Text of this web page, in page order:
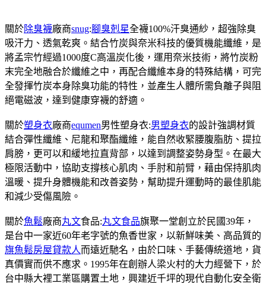
關於除臭襪廠商snug:腳臭剋星全襪100%汗臭通紗，超強除臭
吸汗力、透氣乾爽。結合竹炭與奈米科技的優質機能纖維，是
將孟宗竹經過1000度C高溫炭化後，運用奈米技術，將竹炭粉
末完全地融合於纖維之中，再配合纖維本身的特殊結構，可完
全發揮竹炭本身除臭功能的特性，並產生人體所需負離子與阻
絕電磁波，達到健康穿襪的舒適。
關於塑身衣廠商equmen男性塑身衣:男塑身衣的設計強調材質
結合彈性纖維、尼龍和聚酯纖維，能自然收緊腰腹脂肪、提拉
肩膀，更可以和緩地拉直背部，以達到調整姿勢身型。在最大
極限活動中，協助支撐核心肌肉、手肘和前臂，藉由保持肌肉
溫暖、提升身體機能和改善姿勢，幫助提升運動時的最佳肌能
和減少受傷風險。
關於魚鬆廠商丸文食品:丸文食品旗聚一堂創立於民國39年，
是台中一家近60年老字號的魚香世家，以新鮮味美、高品質的
旗魚鬆房屋貸款人而遠近馳名，由於口味、手藝傳統道地，貨
真價實而供不應求。1995年在創辦人梁火村的大力經營下，於
台中縣大裡工業區購置土地，興建近千坪的現代自動化安全衛